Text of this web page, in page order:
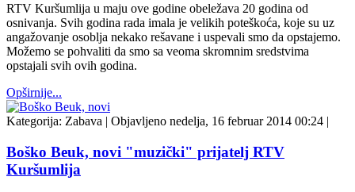
RTV Kuršumlija u maju ove godine obeležava 20 godina od
osnivanja. Svih godina rada imala je velikih poteškoća, koje su uz
angažovanje osoblja nekako rešavane i uspevali smo da opstajemo.
Možemo se pohvaliti da smo sa veoma skromnim sredstvima
opstajali svih ovih godina.
Opširnije...
Kategorija: Zabava | Objavljeno nedelja, 16 februar 2014 00:24 |
Boško Beuk, novi "muzički" prijatelj RTV
Kuršumlija